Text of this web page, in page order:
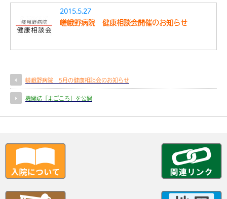
2015.5.27
嵯峨野病院 健康相談会開催のお知らせ
嵯峨野病院 5月の健康相談会のお知らせ
機関誌『まごころ』を公開